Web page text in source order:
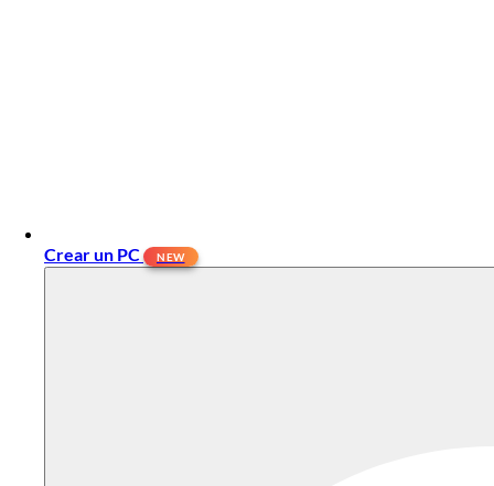
Crear un PC NEW